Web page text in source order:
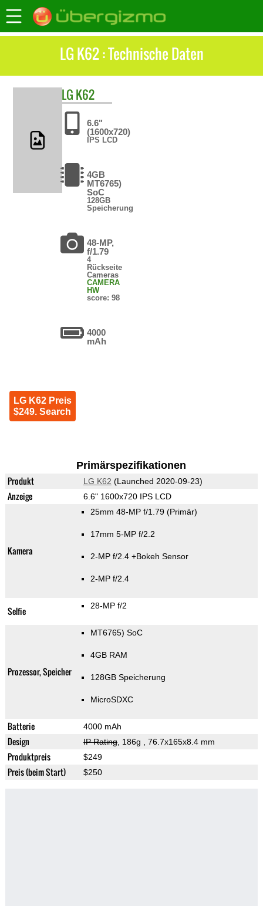
LG K62 : Technische Daten
LG K62
6.6"
(1600x720)
IPS LCD
4GB
MT6765)
SoC
128GB
Speicherung
48-MP,
f/1.79
4
Rückseite
Cameras
CAMERA
HW
score: 98
4000
mAh
LG K62 Preis
$249. Search
Primärspezifikationen
Produkt LG K62 (Launched 2020-09-23)
Anzeige 6.6" 1600x720 IPS LCD
Kamera
25mm 48-MP f/1.79 (Primär)
17mm 5-MP f/2.2
2-MP f/2.4 +Bokeh Sensor
2-MP f/2.4
Selfie 28-MP f/2
Prozessor, Speicher
MT6765) SoC
4GB RAM
128GB Speicherung
MicroSDXC
Batterie 4000 mAh
Design IP Rating, 186g , 76.7x165x8.4 mm
Produktpreis $249
Preis (beim Start) $250